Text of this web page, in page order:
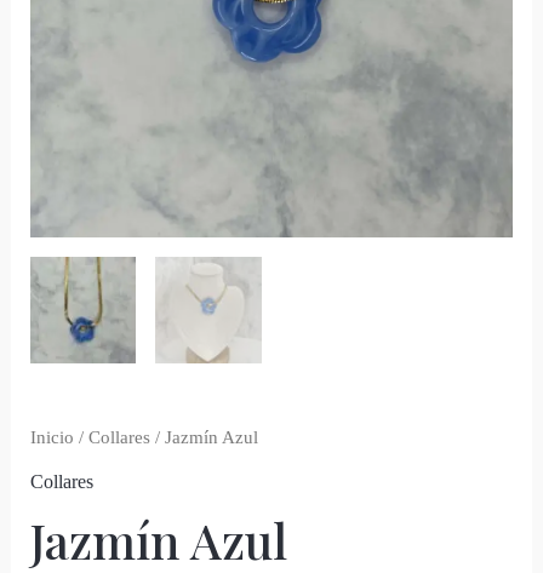
Inicio / Collares/ Jazmín Azul
Collares
Jazmín Azul